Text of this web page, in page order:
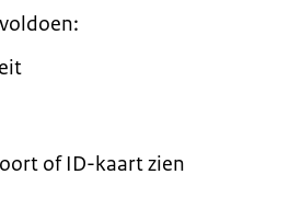
of ID-kaart zien